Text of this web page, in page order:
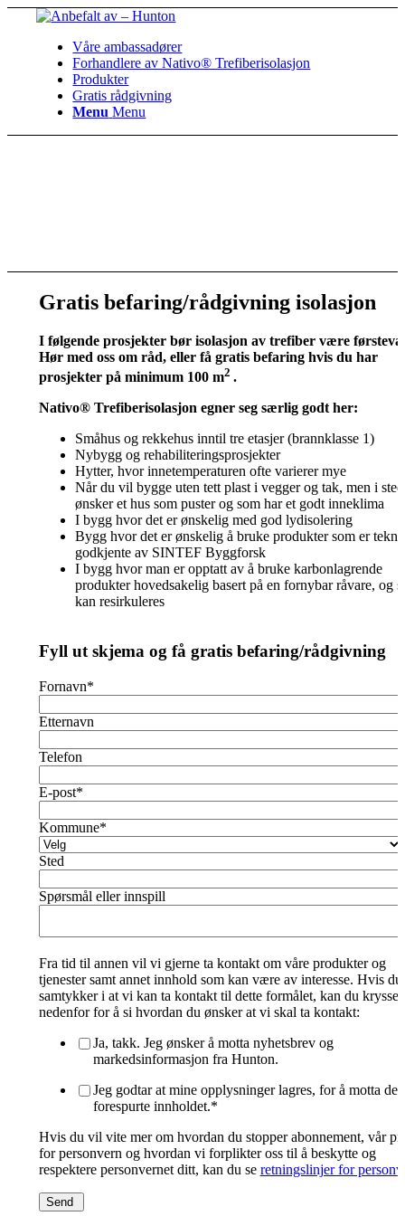
Våre ambassadører
Forhandlere av Nativo® Trefiberisolasjon
Produkter
Gratis rådgivning
Menu Menu
Gratis befaring/rådgivning isolasjon
I følgende prosjekter bør isolasjon av trefiber være
Hør med oss om råd, eller få gratis befaring hvis du har
prosjekter på minimum 100 m2 .
Nativo® Trefiberisolasjon egner seg særlig godt her:
Småhus og rekkehus inntil tre etasjer (brannklasse 1)
Nybygg og rehabiliteringsprosjekter
Hytter, hvor innetemperaturen ofte varierer mye
Når du vil bygge uten tett plast i vegger og tak, men i
ønsker et hus som puster og som har et godt inneklima
I bygg hvor det er ønskelig med god lydisolering
Bygg hvor det er ønskelig å bruke produkter som er
godkjente av SINTEF Byggforsk
I bygg hvor man er opptatt av å bruke karbonlagrende
produkter hovedsakelig basert på en fornybar råvare, og
kan resirkuleres
Fyll ut skjema og få gratis befaring/rådgivning
Fornavn*
Etternavn
Telefon
E-post*
Kommune*
Sted
Spørsmål eller innspill
Fra tid til annen vil vi gjerne ta kontakt om våre produkter og
tjenester samt annet innhold som kan være av interesse. Hvis du
samtykker i at vi kan ta kontakt til dette formålet, kan du krysse
nedenfor for å si hvordan du ønsker at vi skal ta kontakt:
Ja, takk. Jeg ønsker å motta nyhetsbrev og
markedsinformasjon fra Hunton.
Jeg godtar at mine opplysninger lagres, for å motta det
forespurte innholdet.*
Hvis du vil vite mer om hvordan du stopper abonnement, vår
for personvern og hvordan vi forplikter oss til å beskytte og
respektere personvernet ditt, kan du se retningslinjer for